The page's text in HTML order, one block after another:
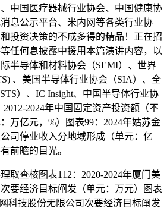
中国医疗器械行业协会、中国健康协
息公示平台、米内网等各类行业协
投资决策的不成多得的精品！正在招
任何息披露中援用本篇演讲内容，以
半导体和材料协会（SEMI）、世界
、美国半导体行业协会（SIA）、全
）、IC Insight、中国半导体行业协
2024年中国固定资产投资额（不
万亿元，%）图表99：2024年姑苏金
司停业收入分地域形成（单元：亿
前瞻的目光。
查核图表112：2020-2024年厦门美
要经济目标阐发（单元：万元）图表
科技股份无限公司次要经济目标阐发